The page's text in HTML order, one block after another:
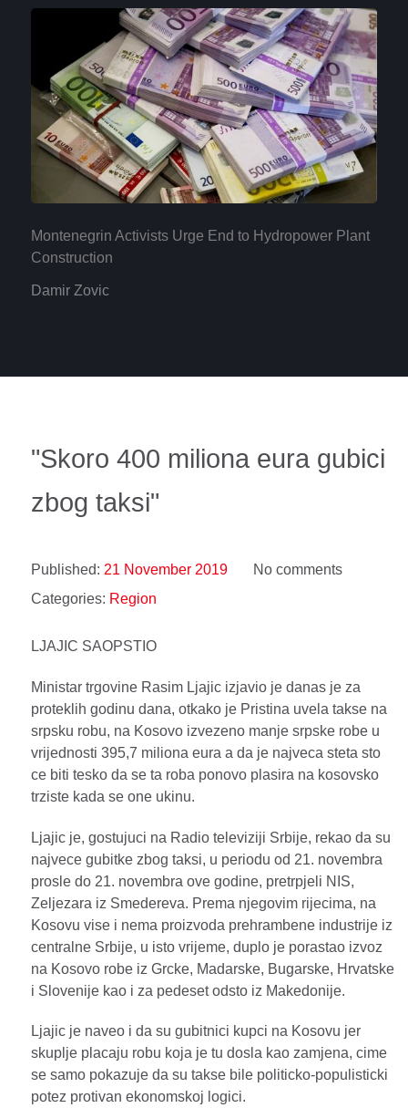
Montenegrin Activists Urge End to Hydropower Plant
Construction
Damir Zovic
"Skoro 400 miliona eura gubici
zbog taksi"
Published: 21 November 2019
No comments
Categories: Region
LJAJIC SAOPSTIO
Ministar trgovine Rasim Ljajic izjavio je danas je za
proteklih godinu dana, otkako je Pristina uvela takse na
srpsku robu, na Kosovo izvezeno manje srpske robe u
vrijednosti 395,7 miliona eura a da je najveca steta sto
ce biti tesko da se ta roba ponovo plasira na kosovsko
trziste kada se one ukinu.
Ljajic je, gostujuci na Radio televiziji Srbije, rekao da su
najvece gubitke zbog taksi, u periodu od 21. novembra
prosle do 21. novembra ove godine, pretrpjeli NIS,
Zeljezara iz Smedereva. Prema njegovim rijecima, na
Kosovu vise i nema proizvoda prehrambene industrije iz
centralne Srbije, u isto vrijeme, duplo je porastao izvoz
na Kosovo robe iz Grcke, Madarske, Bugarske, Hrvatske
i Slovenije kao i za pedeset odsto iz Makedonije.
Ljajic je naveo i da su gubitnici kupci na Kosovu jer
skuplje placaju robu koja je tu dosla kao zamjena, cime
se samo pokazuje da su takse bile politicko-populisticki
potez protivan ekonomskoj logici.